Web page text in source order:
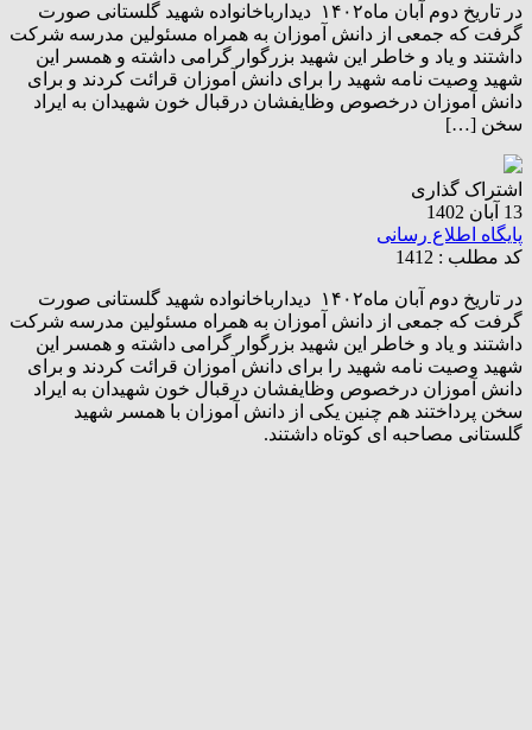
در تاریخ دوم آبان ماه۱۴۰۲ دیدارباخانواده شهید گلستانی صورت
گرفت که جمعی از دانش آموزان به همراه مسئولین مدرسه شرکت
داشتند و یاد و خاطر این شهید بزرگوار گرامی داشته و همسر این
شهید وصیت نامه شهید را برای دانش آموزان قرائت کردند و برای
دانش آموزان درخصوص وظایفشان درقبال خون شهیدان به ایراد
سخن […]
اشتراک گذاری
13 آبان 1402
پایگاه اطلاع رسانی
کد مطلب : 1412
در تاریخ دوم آبان ماه۱۴۰۲ دیدارباخانواده شهید گلستانی صورت
گرفت که جمعی از دانش آموزان به همراه مسئولین مدرسه شرکت
داشتند و یاد و خاطر این شهید بزرگوار گرامی داشته و همسر این
شهید وصیت نامه شهید را برای دانش آموزان قرائت کردند و برای
دانش آموزان درخصوص وظایفشان درقبال خون شهیدان به ایراد
سخن پرداختند هم چنین یکی از دانش آموزان با همسر شهید
گلستانی مصاحبه ای کوتاه داشتند.